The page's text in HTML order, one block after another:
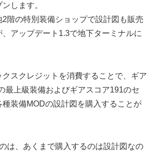
します。
階の特別装備ショップで設計図も販売
、アップデート1.3で地下ターミナルに
クスクレジットを消費することで、ギア
最上級装備およびギアスコア191のセ
種装備MODの設計図を購入することが
は、あくまで購入するのは設計図なの